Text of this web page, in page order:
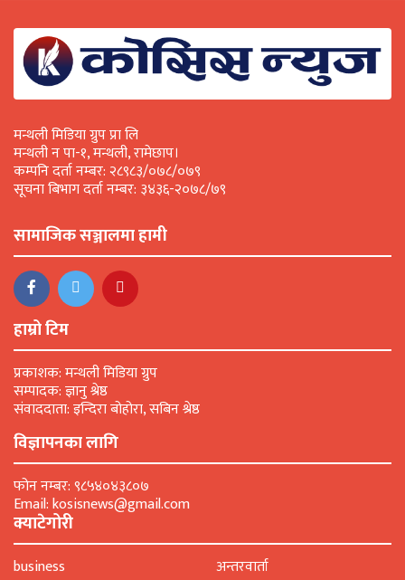
मन्थली मिडिया ग्रुप प्रा लि
मन्थली न पा-१, मन्थली, रामेछाप।
कम्पनि दर्ता नम्बर: २८९८३/०७८/०७९
सूचना बिभाग दर्ता नम्बर: ३४३६-२०७८/७९
सामाजिक सञ्जालमा हामी
हाम्रो टिम
प्रकाशक: मन्थली मिडिया ग्रुप
सम्पादक: ज्ञानु श्रेष्ठ
संवाददाता: इन्दिरा बोहोरा, सबिन श्रेष्ठ
विज्ञापनका लागि
फोन नम्बर: ९८५४०४३८०७
Email: kosisnews@gmail.com
क्याटेगोरी
business
अन्तरवार्ता